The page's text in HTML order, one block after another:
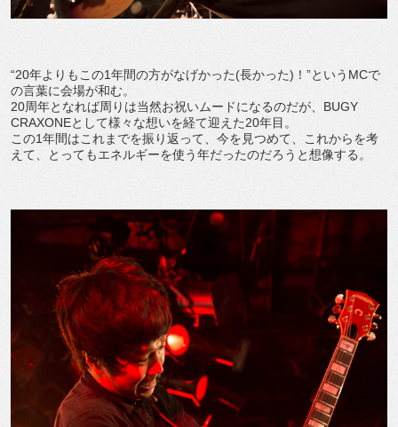
“20年よりもこの1年間の方がなげかった(長かった)！”というMCで
の言葉に会場が和む。
20周年となれば周りは当然お祝いムードになるのだが、BUGY
CRAXONEとして様々な想いを経て迎えた20年目。
この1年間はこれまでを振り返って、今を見つめて、これからを考
えて、とってもエネルギーを使う年だったのだろうと想像する。